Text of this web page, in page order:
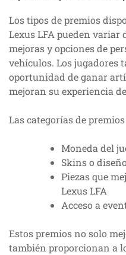
Los tipos de premios
Lexus LFA pueden variar
mejoras y opciones de
vehículos. Los jugadores
oportunidad de ganar
mejoran su experiencia
Las categorías de
Moneda del
Skins o
Piezas que
Lexus LFA
Acceso a
Estos premios no solo
también proporcionan a